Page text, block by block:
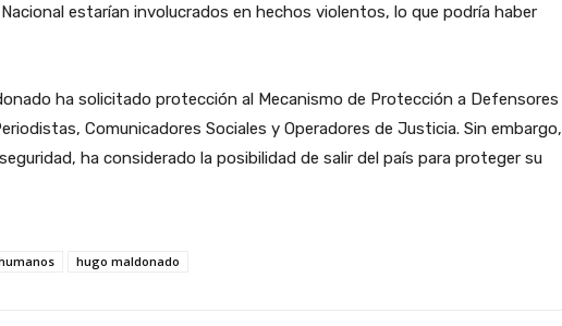
estarían involucrados en hechos violentos, lo que podría haber
ha solicitado protección al Mecanismo de Protección a Defensores
Comunicadores Sociales y Operadores de Justicia. Sin embargo,
ha considerado la posibilidad de salir del país para proteger su
hugo maldonado